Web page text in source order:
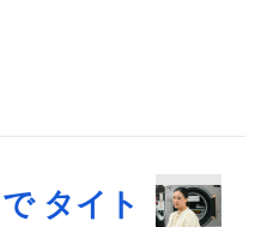
タイト